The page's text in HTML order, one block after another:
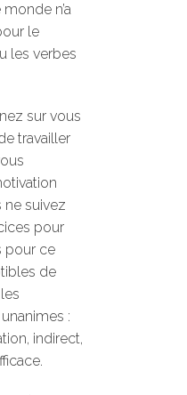
n’a
le
les verbes
sur vous
travailler
ne suivez
pour
pour ce
de
:
indirect,